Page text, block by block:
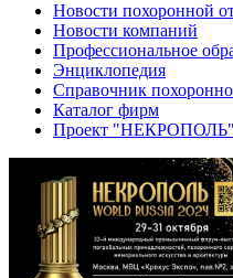
Новости похоронной
Новости компаний
Профессиональное
Энциклопедия
Справочник
Каталог фирм
Проект "НЕКРОПОЛЬ"